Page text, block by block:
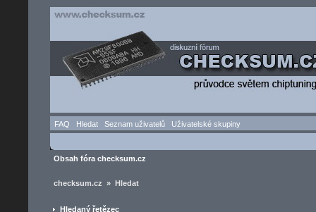
FAQ Hledat Seznam uživatelů Uživatelské skupiny
Obsah fóra checksum.cz
checksum.cz » Hledat
Hledaný řetězec